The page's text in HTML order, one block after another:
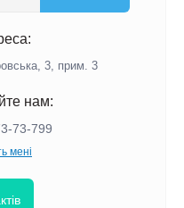
3, прим. 3
нам:
73-799
мені